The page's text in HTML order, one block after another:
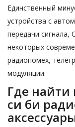
Единственный
устройства с
передачи сигнала,
некоторых
радиопомех,
модуляции.
Где найти
си би